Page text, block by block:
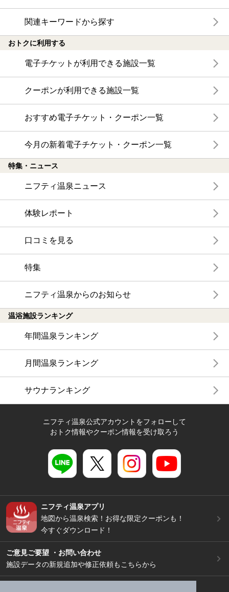
関連キーワードから探す
おトクに利用する
電子チケットが利用できる施設一覧
クーポンが利用できる施設一覧
おすすめ電子チケット・クーポン一覧
今月の新着電子チケット・クーポン一覧
特集・ニュース
ニフティ温泉ニュース
体験レポート
口コミを見る
特集
ニフティ温泉からのお知らせ
温浴施設ランキング
年間温泉ランキング
月間温泉ランキング
サウナランキング
ニフティ温泉公式アカウントをフォローして
おトク情報やクーポン情報を受け取ろう
ニフティ温泉アプリ
地図から温泉検索！お得な限定クーポンも！
今すぐダウンロード！
ご意見ご要望 ・お問い合わせ
施設データの新規追加や修正依頼もこちらから